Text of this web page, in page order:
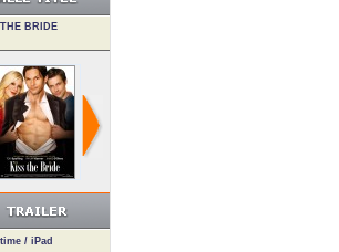
/ iPad